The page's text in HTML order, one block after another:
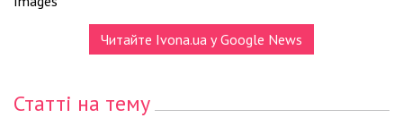
Читайте Ivona.ua у Google News
Статті на тему